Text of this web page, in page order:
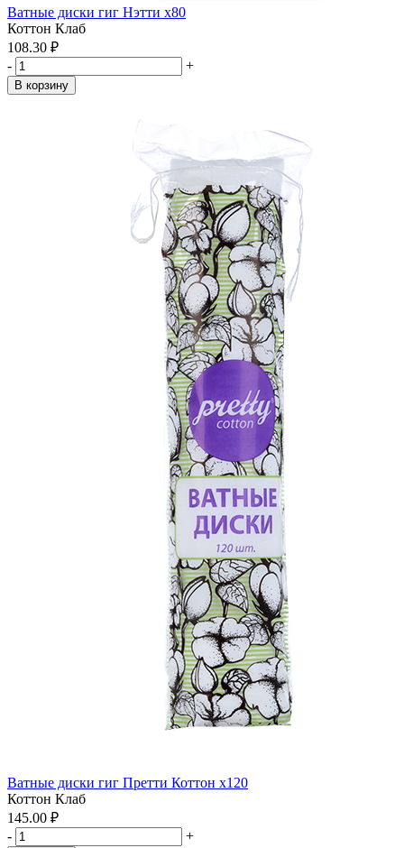
Ватные диски гиг Нэтти x80
Коттон Клаб
108.30 ₽
-
+
В корзину
Ватные диски гиг Претти Коттон x120
Коттон Клаб
145.00 ₽
-
+